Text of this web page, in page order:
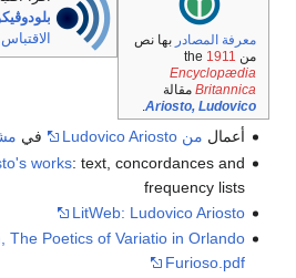
الاقتباس
معرفة المصادر بها نص
من the 1911
Encyclopædia
Britannicaمقالة
Ariosto, Ludovico
.
أعمال من Ludovico Ariosto في
works: text, concordances and
frequency lists
LitWeb: Ludovico Ariosto
The Poetics of Variatio in Orlando
Furioso.pdf